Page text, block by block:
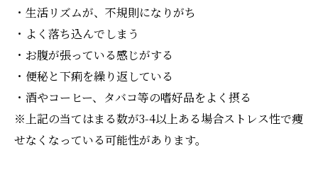
・生活リズムが、不規則になりがち
・よく落ち込んでしまう
・お腹が張っている感じがする
・便秘と下痢を繰り返している
・酒やコーヒー、タバコ等の嗜好品をよく摂る
※上記の当てはまる数が3-4以上ある場合ストレス性で痩
せなくなっている可能性があります。